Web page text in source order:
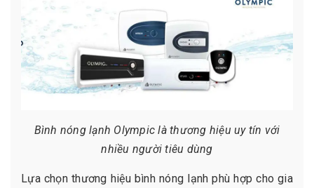
Bình nóng lạnh Olympic là thương hiệu uy tín với
nhiều người tiêu dùng
Lựa chọn thương hiệu bình nóng lạnh phù hợp cho gia